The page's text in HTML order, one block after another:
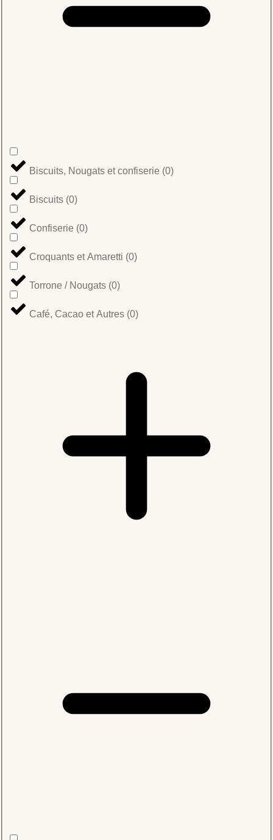
Biscuits, Nougats et confiserie (0)
Biscuits (0)
Confiserie (0)
Croquants et Amaretti (0)
Torrone / Nougats (0)
Café, Cacao et Autres (0)